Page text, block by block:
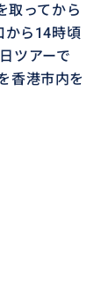
取ってから
から14時頃
ツアーで
香港市内を